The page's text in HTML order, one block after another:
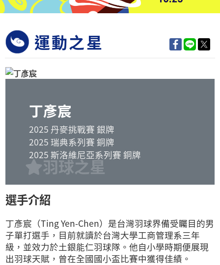
運動之星
丁彥宸
2025 丹麥挑戰賽 銀牌
2025 瑞典系列賽 銅牌
2025 斯洛維尼亞系列賽 銅牌
羽球之星
選手介紹
丁彥宸（Ting Yen-Chen）是台灣羽球界備受矚目的男
子單打選手，目前就讀於台灣大學工商管理系三年
級，並效力於土銀能仁羽球隊。他自小學時期便展現
出羽球天賦，曾在全國國小盃比賽中獲得佳績。